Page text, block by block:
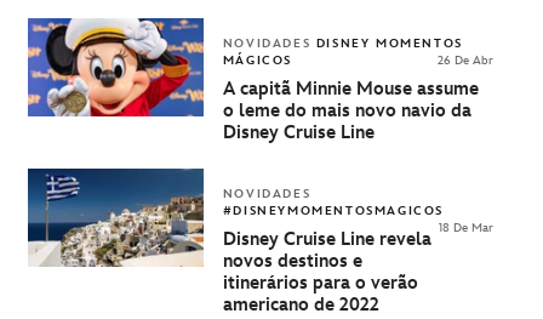
NOVIDADES DISNEY MOMENTOS
MÁGICOS
26 De Abr
A capitã Minnie Mouse assume
o leme do mais novo navio da
Disney Cruise Line
NOVIDADES
#DISNEYMOMENTOSMAGICOS
18 De Mar
Disney Cruise Line revela
novos destinos e
itinerários para o verão
americano de 2022